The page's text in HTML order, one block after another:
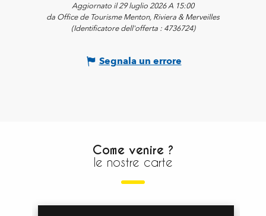
Aggiornato il 29 luglio 2026 A 15:00
da Office de Tourisme Menton, Riviera & Merveilles
(Identificatore dell'offerta : 4736724)
Segnala un errore
Come venire ?
le nostre carte